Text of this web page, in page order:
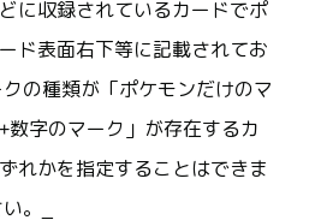
に収録されているカードでポ
ド表面右下等に記載されてお
の種類が「ポケモンだけのマ
数字のマーク」が存在するカ
れかを指定することはできま
。_